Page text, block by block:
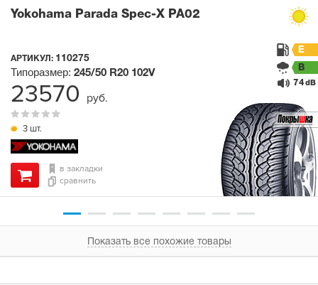
Yokohama Parada Spec-X PA02
АРТИКУЛ: 110275
3 шт.
Типоразмер: 245/50 R20 102V
E
B
74dB
в закладки
сравнить
23570 руб.
Показать все похожие товары